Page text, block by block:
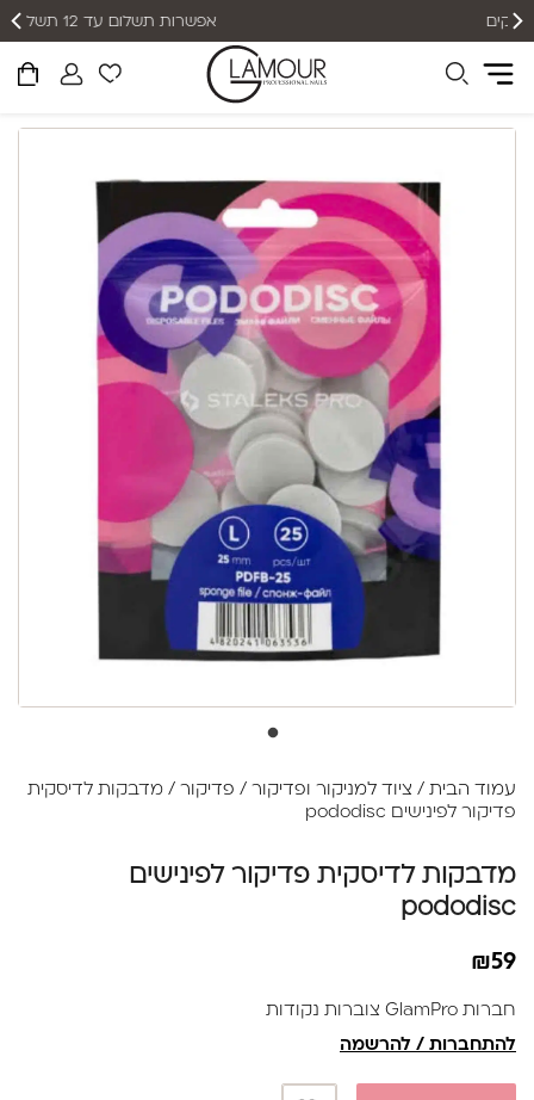
עמוד הבית / ציוד למניקור ופדיקור / פדיקור / מדבקות לדיסקית
פדיקור לפינישים pododisc
מדבקות לדיסקית פדיקור לפינישים
pododisc
₪59
חברות GlamPro צוברות נקודות
להתחברות / להרשמה